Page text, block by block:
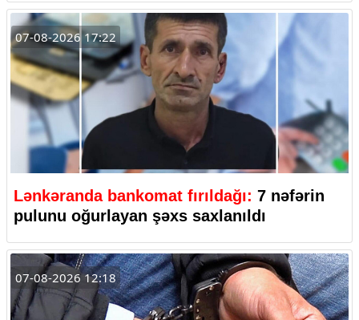
07-08-2026 17:22
Lənkəranda bankomat fırıldağı: 7 nəfərin
pulunu oğurlayan şəxs saxlanıldı
07-08-2026 12:18